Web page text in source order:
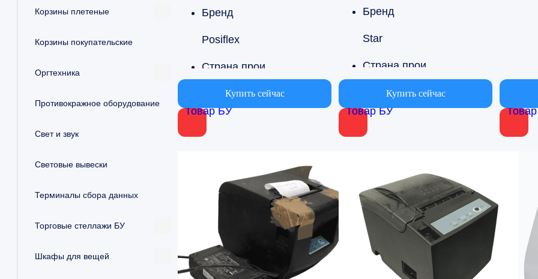
Корзины плетеные
Корзины покупательские
Оргтехника
Противокражное оборудование
Свет и звук
Световые вывески
Терминалы сбора данных
Торговые стеллажи БУ
Шкафы для вещей
Товар БУ
Бренд
Posiflex
РоссияКупить сейчас
Товар БУ
Бренд
Star
КитайКупить сейчас